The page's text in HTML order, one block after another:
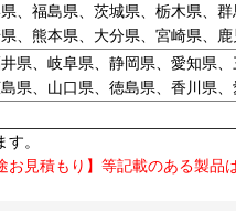
、福島県、茨城県、栃木県、群
、熊本県、大分県、宮崎県、鹿
県、岐阜県、静岡県、愛知県
県、山口県、徳島県、香川県、
。
見積もり】等記載のある製品